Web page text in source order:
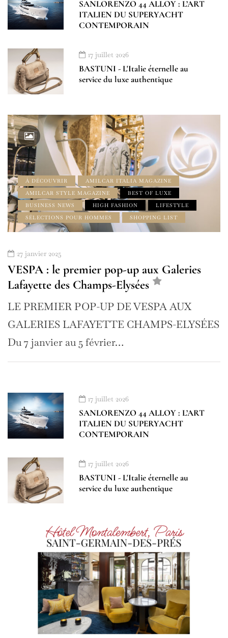
SANLORENZO 44 ALLOY : L’ART
ITALIEN DU SUPERYACHT
CONTEMPORAIN
17 juillet 2026
BASTUNI - L'Italie éternelle au
service du luxe authentique
À DÉCOUVRIR
AMILCAR ITALIA MAGAZINE
AMILCAR STYLE MAGAZINE
BEST OF LUXE
BUSINESS NEWS
HIGH FASHION
LIFESTYLE
SÉLECTIONS POUR HOMMES
SHOPPING LIST
27 janvier 2025
VESPA : le premier pop-up aux Galeries
Lafayette des Champs-Elysées
LE PREMIER POP-UP DE VESPA AUX
GALERIES LAFAYETTE CHAMPS-ELYSÉES
Du 7 janvier au 5 février…
17 juillet 2026
SANLORENZO 44 ALLOY : L’ART
ITALIEN DU SUPERYACHT
CONTEMPORAIN
17 juillet 2026
BASTUNI - L'Italie éternelle au
service du luxe authentique